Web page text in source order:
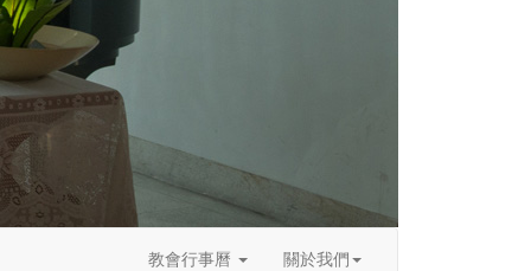
教會行事曆 關於我們